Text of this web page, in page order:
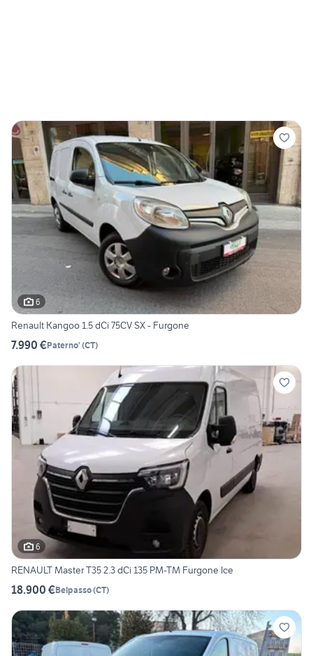
6
Renault Kangoo 1.5 dCi 75CV SX - Furgone
7.990 €Paterno' (CT)
6
RENAULT Master T35 2.3 dCi 135 PM-TM Furgone Ice
18.900 €Belpasso(CT)